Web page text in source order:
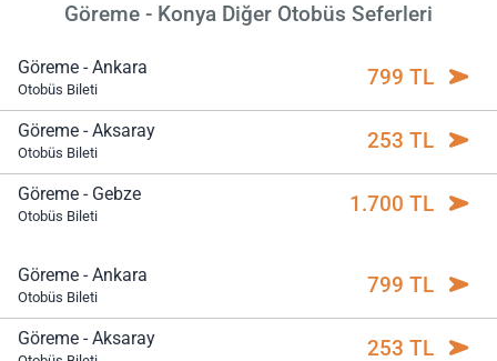
Göreme - Konya Diğer Otobüs Seferleri
Göreme - Ankara
Otobüs Bileti 799 TL
Göreme - Aksaray
Otobüs Bileti 253 TL
Göreme - Gebze
Otobüs Bileti 1.700 TL
Göreme - Ankara
Otobüs Bileti 799 TL
Göreme - Aksaray 253 TL